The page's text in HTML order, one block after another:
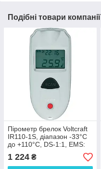
Подібні товари компанії
Пірометр брелок Voltcraft
IR110-1S, діапазон -33°C
до +110°C, DS-1:1, EMS:
0.95, Німеччина
1 224 ₴